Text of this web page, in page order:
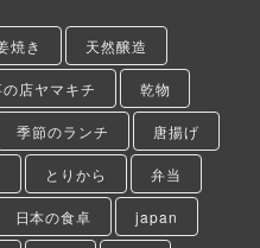
焼き 天然醸造
店ヤマキチ 乾物
季節のランチ 唐揚げ
とりから 弁当
日本の食卓 japan